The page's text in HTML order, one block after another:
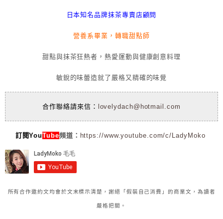
日本知名品牌抹茶專賣店顧問
營養系畢業，轉職甜點師
甜點與抹茶狂熱者，熱愛運動與健康創意料理
敏銳的味蕾造就了嚴格又精確的味覺
合作聯絡請來信： lovelydach@hotmail.com
訂閱YouTube頻道： https://www.youtube.com/c/LadyMoko
所有合作邀約文均會於文末標示清楚，謝絕「假裝自己消費」的商業文，為讀者
嚴格把關。